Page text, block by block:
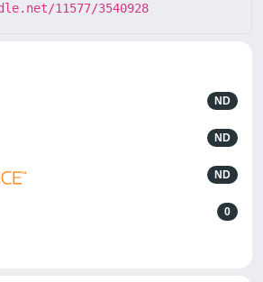
11577/3540928
ND
ND
ND
0